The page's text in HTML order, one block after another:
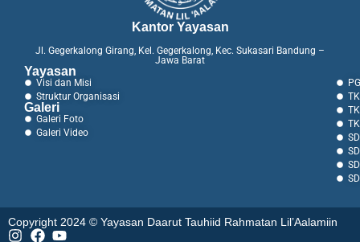
Kantor Yayasan
Jl. Gegerkalong Girang, Kel. Gegerkalong, Kec. Sukasari Bandung –
Jawa Barat
Yayasan
Visi dan Misi
Struktur Organisasi
Galeri
Galeri Foto
Galeri Video
Copyright 2024 © Yayasan Daarut Tauhiid Rahmatan Lil’Aalamiin